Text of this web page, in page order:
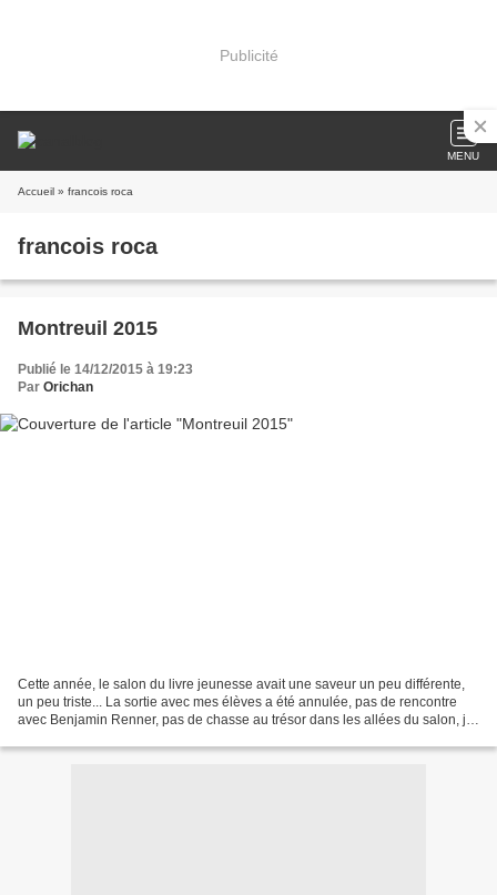
Publicité
MENU
Accueil » francois roca
francois roca
Montreuil 2015
Publié le 14/12/2015 à 19:23
Par Orichan
Cette année, le salon du livre jeunesse avait une saveur un peu différente,
un peu triste... La sortie avec mes élèves a été annulée, pas de rencontre
avec Benjamin Renner, pas de chasse au trésor dans les allées du salon, je